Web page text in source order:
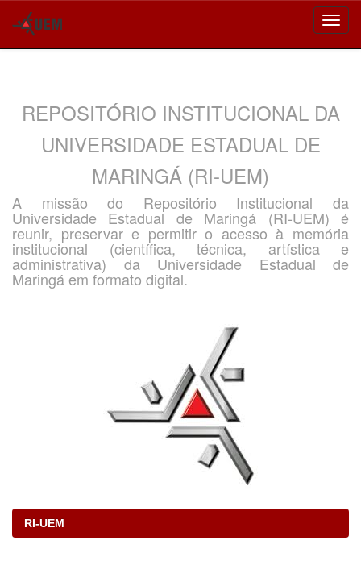
REPOSITÓRIO INSTITUCIONAL DA
UNIVERSIDADE ESTADUAL DE
MARINGÁ (RI-UEM)
A missão do Repositório Institucional da
Universidade Estadual de Maringá (RI-UEM) é
reunir, preservar e permitir o acesso à memória
institucional (científica, técnica, artística e
administrativa) da Universidade Estadual de
Maringá em formato digital.
RI-UEM